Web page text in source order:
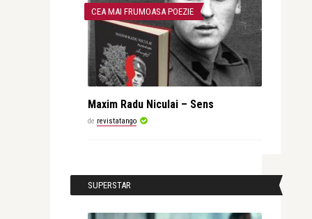
CEA MAI FRUMOASA POEZIE
Maxim Radu Niculai – Sens
de revistatango
SUPERSTAR